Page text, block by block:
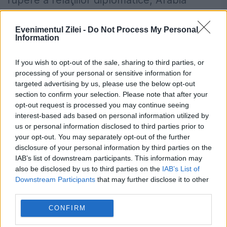
Evenimentul Zilei - Do Not Process My Personal
Information
If you wish to opt-out of the sale, sharing to third parties, or
processing of your personal or sensitive information for
targeted advertising by us, please use the below opt-out
section to confirm your selection. Please note that after your
opt-out request is processed you may continue seeing
interest-based ads based on personal information utilized by
us or personal information disclosed to third parties prior to
your opt-out. You may separately opt-out of the further
disclosure of your personal information by third parties on the
IAB’s list of downstream participants. This information may
also be disclosed by us to third parties on the IAB’s List of
Downstream Participants that may further disclose it to other
CONFIRM
pentru Qatar, spaţiul aerian şi frontierele
Oficial american ACUZĂ: O dronă